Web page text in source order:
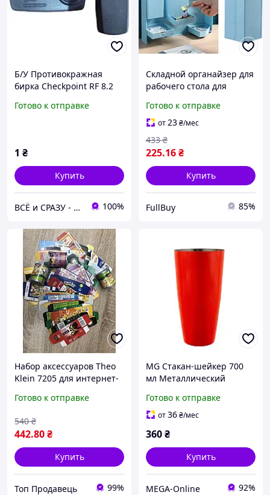
Б/У Противокражная
бирка Checkpoint RF 8.2
аксессуаров и товаров
Готово к отправке
1 ₴
Купить
ВСЁ и СРАЗУ - Интернет-магазин товаров для организации торговли, торгового оборудования 100%
Складной органайзер для
рабочего стола для
аксессуаров компактное
решение для хранения
Готово к отправке
от23₴/мес
225.16₴
433 ₴
Купить
FullBuy 85%
Набор аксессуаров Theo
Klein 7205 для интернет-
товарами I С коробками и
Готово к отправке
442.80₴
540 ₴
Купить
Топ Продавець 99%
MG Стакан-шейкер 700
мл Металлический
Стакан для шейкера
Товары и аксессуары для
Готово к отправке
от36₴/мес
360₴
Купить
MEGA-Online 92%